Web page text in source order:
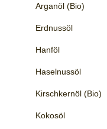
Arganöl (Bio)
Erdnussöl
Hanföl
Haselnussöl
Kirschkernöl (Bio)
Kokosöl